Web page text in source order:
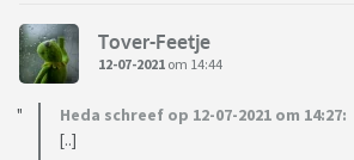
Tover-Feetje
12-07-2021 om 14:44
Heda schreef op 12-07-2021 om 14:27:
[..]